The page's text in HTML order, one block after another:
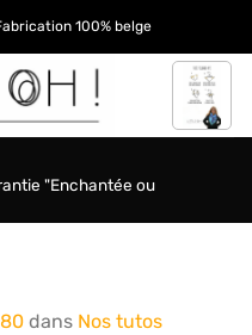
100% belge
"Enchantée ou
dans Nos tutos